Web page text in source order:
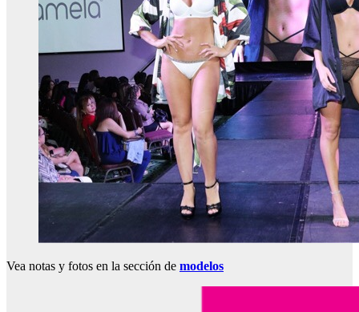
Vea notas y fotos en la sección de modelos